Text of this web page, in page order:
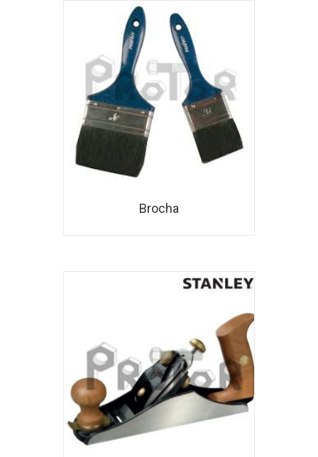
Brocha